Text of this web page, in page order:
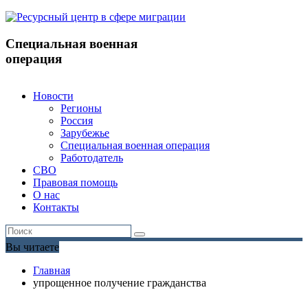
Специальная военная
операция
Новости
Регионы
Россия
Зарубежье
Специальная военная операция
Работодатель
СВО
Правовая помощь
О нас
Контакты
Вы читаете
Главная
упрощенное получение гражданства